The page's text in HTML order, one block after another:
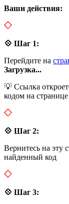
Ваши действия:
💠 Шаг 1:
Перейдите на
Загрузка...
💡 Ссылка
кодом на
💠 Шаг 2:
Вернитесь на эту
найденный код
💠 Шаг 3: